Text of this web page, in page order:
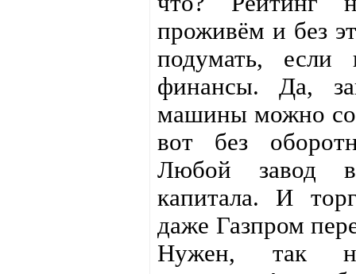
проживём и без
подумать, если
финансы. Да,
машины можно
вот без
Любой завод
капитала. И
даже Газпром
Нужен, так